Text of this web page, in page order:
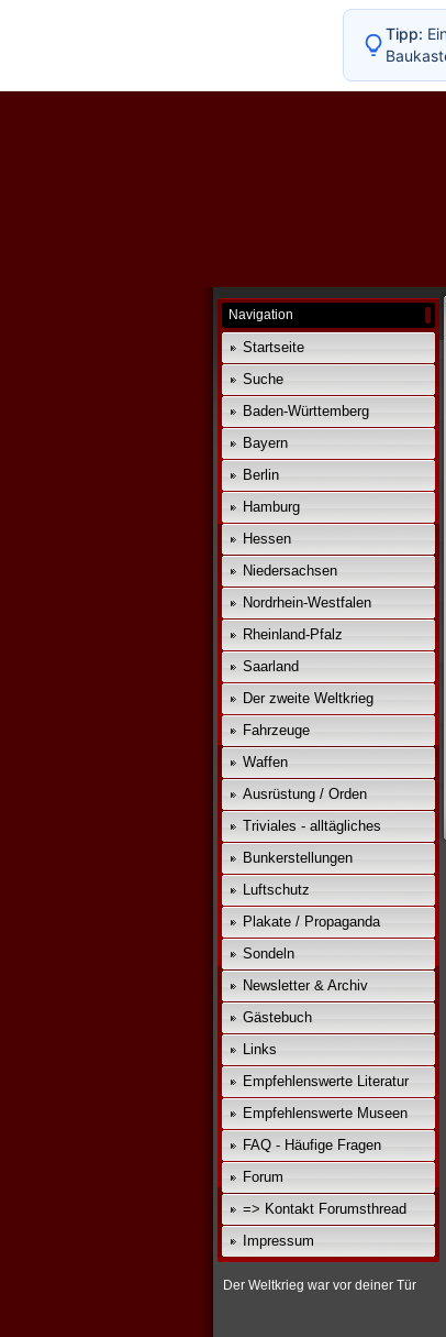
Navigation
Startseite
Suche
Baden-Württemberg
Bayern
Berlin
Hamburg
Hessen
Niedersachsen
Nordrhein-Westfalen
Rheinland-Pfalz
Saarland
Der zweite Weltkrieg
Fahrzeuge
Waffen
Ausrüstung / Orden
Triviales - alltägliches
Bunkerstellungen
Luftschutz
Plakate / Propaganda
Sondeln
Newsletter & Archiv
Gästebuch
Links
Empfehlenswerte Literatur
Empfehlenswerte Museen
FAQ - Häufige Fragen
Forum
=> Kontakt Forumsthread
Impressum
Der Weltkrieg war vor deiner Tür
Tipp: